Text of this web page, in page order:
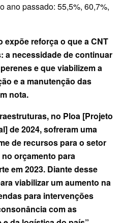
ano passado: 55,5%, 60,7%,
expõe reforça o que a CNT
a necessidade de continuar
e que viabilizem a
e a manutenção das
nota.
no Ploa [Projeto
de 2024, sofreram uma
de recursos para o setor
orçamento para
em 2023. Diante desse
viabilizar um aumento na
para intervenções
com as